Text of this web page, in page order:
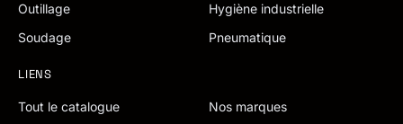
Outillage
Hygiène industrielle
Soudage
Pneumatique
LIENS
Tout le catalogue
Nos marques